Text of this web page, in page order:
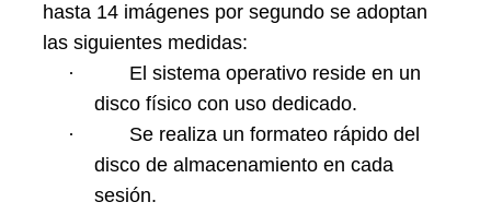
hasta 14 imágenes por segundo se adoptan
las siguientes medidas:
·
El sistema operativo reside en un
disco físico con uso dedicado.
·
Se realiza un formateo rápido del
disco de almacenamiento en cada
sesión.